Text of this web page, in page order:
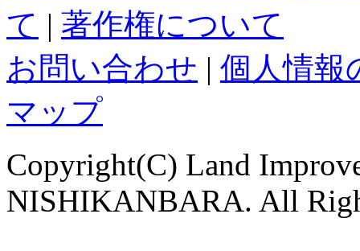
て | 著作権について
お問い合わせ | 個人情報
マップ
Copyright(C) Land
NISHIKANBARA. All